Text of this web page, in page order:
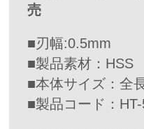
売
■刃幅:0.5mm
■製品素材：HSS
■本体サイズ：全
■製品コード：